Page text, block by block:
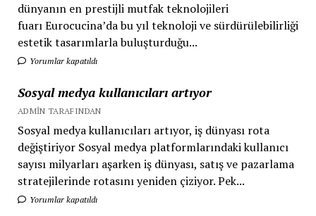
dünyanın en prestijli mutfak teknolojileri
fuarı Eurocucina’da bu yıl teknoloji ve sürdürülebilirliği
estetik tasarımlarla buluşturduğu...
Yorumlar kapatıldı
Sosyal medya kullanıcıları artıyor
ADMIN TARAFINDAN
Sosyal medya kullanıcıları artıyor, iş dünyası rota
değiştiriyor Sosyal medya platformlarındaki kullanıcı
sayısı milyarları aşarken iş dünyası, satış ve pazarlama
stratejilerinde rotasını yeniden çiziyor. Pek...
Yorumlar kapatıldı